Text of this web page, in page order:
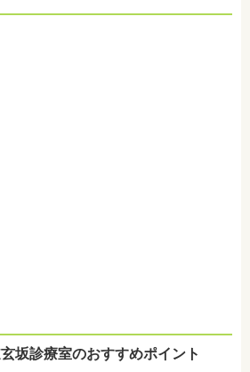
坂診療室のおすすめポイント